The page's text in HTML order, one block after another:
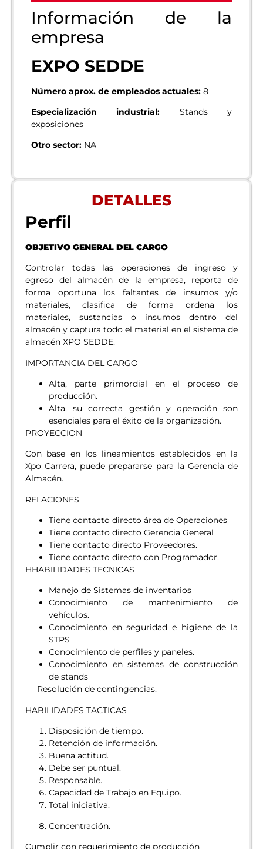
Información de la
empresa
EXPO SEDDE
Número aprox. de empleados actuales: 8
Especialización industrial: Stands y
exposiciones
Otro sector: NA
DETALLES
Perfil
OBJETIVO GENERAL DEL CARGO
Controlar todas las operaciones de ingreso y
egreso del almacén de la empresa, reporta de
forma oportuna los faltantes de insumos y/o
materiales, clasifica de forma ordena los
materiales, sustancias o insumos dentro del
almacén y captura todo el material en el sistema de
almacén XPO SEDDE.
IMPORTANCIA DEL CARGO
Alta, parte primordial en el proceso de
producción.
Alta, su correcta gestión y operación son
esenciales para el éxito de la organización.
PROYECCION
Con base en los lineamientos establecidos en la
Xpo Carrera, puede prepararse para la Gerencia de
Almacén.
RELACIONES
Tiene contacto directo área de Operaciones
Tiene contacto directo Gerencia General
Tiene contacto directo Proveedores.
Tiene contacto directo con Programador.
HHABILIDADES TECNICAS
Manejo de Sistemas de inventarios
Conocimiento de mantenimiento de
vehículos.
Conocimiento en seguridad e higiene de la
STPS
Conocimiento de perfiles y paneles.
Conocimiento en sistemas de construcción
de stands
Resolución de contingencias.
HABILIDADES TACTICAS
Disposición de tiempo.
Retención de información.
Buena actitud.
Debe ser puntual.
Responsable.
Capacidad de Trabajo en Equipo.
Total iniciativa.
Concentración.
Cumplir con requerimiento de producción